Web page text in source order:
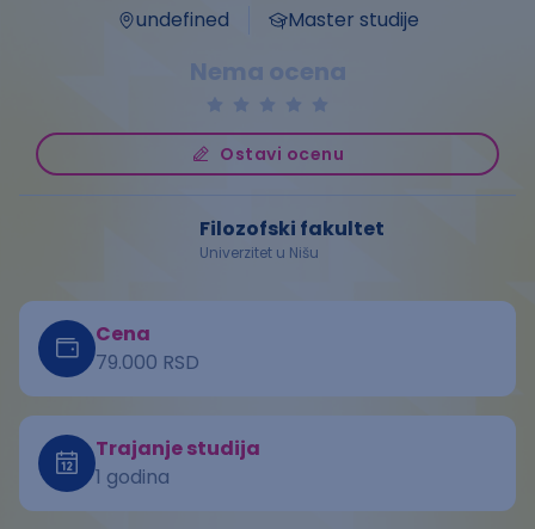
undefined Master studije
Nema ocena
Ostavi ocenu
Filozofski fakultet
Univerzitet u Nišu
Cena
79.000 RSD
Trajanje studija
1 godina